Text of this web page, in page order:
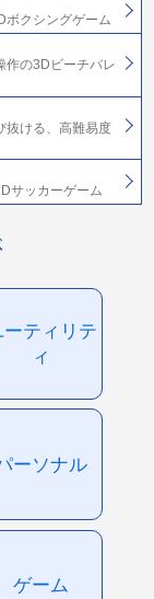
ボクシングゲーム
作の3Dビーチバレ
抜ける、高難易度
サッカーゲーム
ーティリテ
ィ
ーソナル
ゲーム